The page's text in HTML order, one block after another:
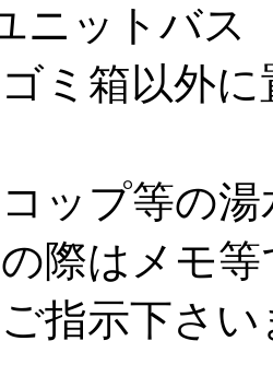
ニットバス
ミ箱以外に
ップ等の湯
際はメモ等
示下さい